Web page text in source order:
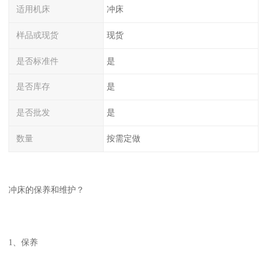
适用机床 冲床
样品或现货 现货
是否标准件 是
是否库存 是
是否批发 是
数量 按需定做
冲床的保养和维护？
1、保养